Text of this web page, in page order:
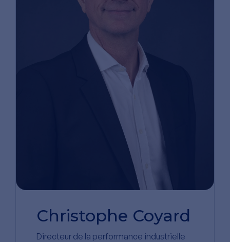
Christophe Coyard
Directeur de la performance industrielle